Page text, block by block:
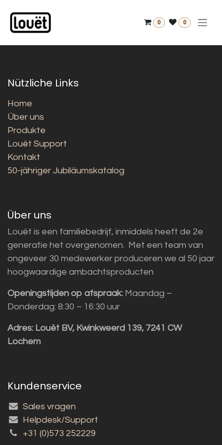
0 0
Nützliche Links
Home
Über uns
Produkte
Louët Support
Kontakt
50-jähriger Jubiläumskatalog
Über uns
Louët is een familiebedrijf, inmiddels heeft de 2e
generatie het overgenomen. Met een team van
ongeveer 30 medewerker produceren we al 50 jaar
hoogwaardige ambachtsproducten
Openingstijden op afspraak: Maandag –
Donderdag: 8:30 – 16:30 uur
Adres: Louët BV, Kwinkweerd 139, 7241 CW
Lochem
Kundenservice
Sales vragen
Helpdesk/Support
+31 (0)573 252229